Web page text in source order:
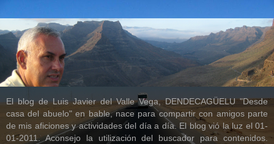
El blog de Luis Javier del Valle Vega, DENDECAGÜELU "Desde
casa del abuelo" en bable, nace para compartir con amigos parte
de mis aficiones y actividades del día a día. El blog vió la luz el 01-
01-2011. Aconsejo la utilización del buscador para contenidos.